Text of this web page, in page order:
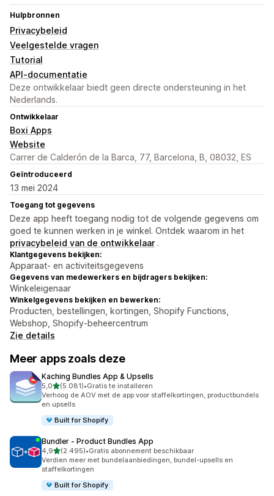
Hulpbronnen
Privacybeleid
Veelgestelde vragen
Tutorial
API-documentatie
Deze ontwikkelaar biedt geen directe ondersteuning in het
Nederlands.
Ontwikkelaar
Boxi Apps
Website
Carrer de Calderón de la Barca, 77, Barcelona, B, 08032, ES
Geïntroduceerd
13 mei 2024
Toegang tot gegevens
Deze app heeft toegang nodig tot de volgende gegevens om
goed te kunnen werken in je winkel. Ontdek waarom in het
privacybeleid van de ontwikkelaar .
Klantgegevens bekijken:
Apparaat- en activiteitsgegevens
Gegevens van medewerkers en bijdragers bekijken:
Winkeleigenaar
Winkelgegevens bekijken en bewerken:
Producten, bestellingen, kortingen, Shopify Functions,
Webshop, Shopify-beheercentrum
Zie details
Meer apps zoals deze
Kaching Bundles App & Upsells
5,0van 5 sterren
(5.081)
5081 recensies in totaal
•Gratis te installeren
Verhoog de AOV met de app voor staffelkortingen, productbundels
en upsells
Built for Shopify
Bundler ‑ Product Bundles App
4,9van 5 sterren
(2.495)
2495 recensies in totaal
•Gratis abonnement beschikbaar
Verdien meer met bundelaanbiedingen, bundel-upsells en
staffelkortingen
Built for Shopify